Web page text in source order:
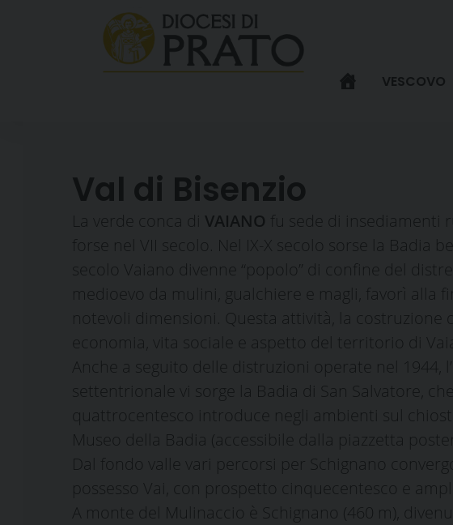
VESCOVO
Val di Bisenzio
La verde conca di VAIANO fu sede di insediamenti
forse nel VII secolo. Nel IX-X secolo sorse la Badia
secolo Vaiano divenne “popolo” di confine del
medioevo da mulini, gualchiere e magli, favorì alla
notevoli dimensioni. Questa attività, la costruzione
economia, vita sociale e aspetto del territorio di
Anche a seguito delle distruzioni operate nel
settentrionale vi sorge la Badia di San Salvatore,
quattrocentesco introduce negli ambienti sul
Museo della Badia (accessibile dalla piazzetta
Dal fondo valle vari percorsi per Schignano
possesso Vai, con prospetto cinquecentesco e
A monte del Mulinaccio è Schignano (460 m),